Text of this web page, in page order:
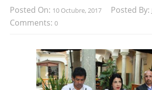
Posted On: 10 Octubre, 2017 Posted By:
Comments: 0